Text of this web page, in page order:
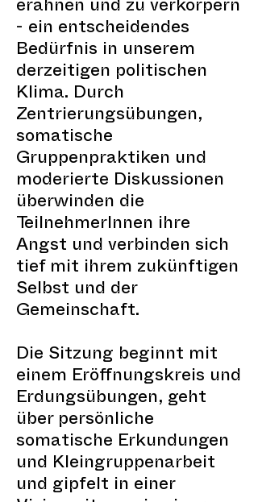
erahnen und zu verkörpern
- ein entscheidendes
Bedürfnis in unserem
derzeitigen politischen
Klima. Durch
Zentrierungsübungen,
somatische
Gruppenpraktiken und
moderierte Diskussionen
überwinden die
TeilnehmerInnen ihre
Angst und verbinden sich
tief mit ihrem zukünftigen
Selbst und der
Gemeinschaft.
Die Sitzung beginnt mit
einem Eröffnungskreis und
Erdungsübungen, geht
über persönliche
somatische Erkundungen
und Kleingruppenarbeit
und gipfelt in einer